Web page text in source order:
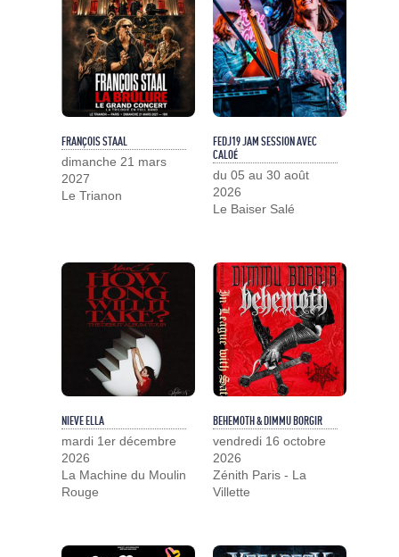
FRANÇOIS STAAL
dimanche 21 mars
2027
Le Trianon
FEDJ19 JAM SESSION AVEC
CALOÉ
du 05 au 30 août
2026
Le Baiser Salé
NIEVE ELLA
mardi 1er décembre
2026
La Machine du Moulin
Rouge
BEHEMOTH & DIMMU BORGIR
vendredi 16 octobre
2026
Zénith Paris - La
Villette